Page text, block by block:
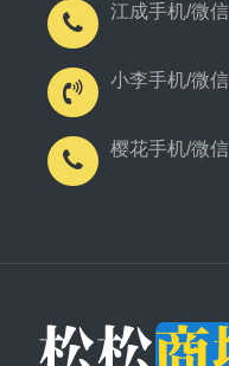
江成手机/微
小李手机/微
樱花手机/微